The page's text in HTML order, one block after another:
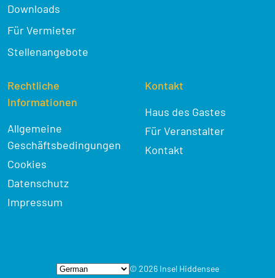
Downloads
Für Vermieter
Stellenangebote
Rechtliche
Informationen
Allgemeine
Geschäftsbedingungen
Cookies
Datenschutz
Impressum
Kontakt
Haus des Gastes
Für Veranstalter
Kontakt
© 2026 Insel Hiddensee